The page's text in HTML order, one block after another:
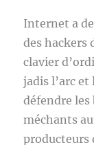
Internet a
des hackers
clavier
jadis l’arc
défendre
méchants
producteurs